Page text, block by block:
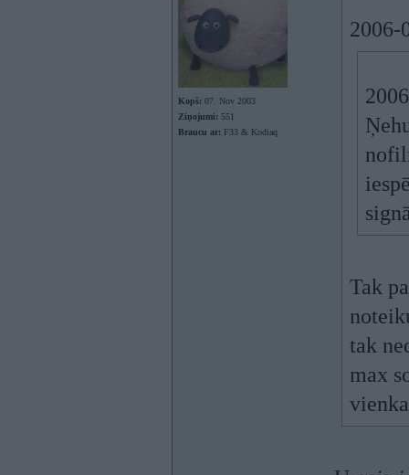
Kopš: 07. Nov 2003
Ziņojumi: 551
Braucu ar: F33 & Kodiaq
2006-
Tak
tak
max